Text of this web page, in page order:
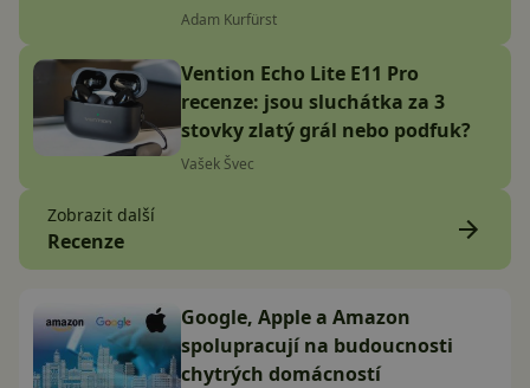
Adam Kurfürst
Vention Echo Lite E11 Pro
recenze: jsou sluchátka za 3
stovky zlatý grál nebo podfuk?
Vašek Švec
Zobrazit další
Recenze
Google, Apple a Amazon
spolupracují na budoucnosti
chytrých domácností